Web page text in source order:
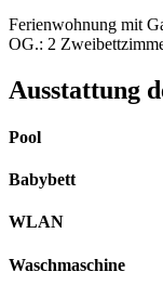
Ferienwohnung mit
OG.: 2
Ausstattung
Pool
Babybett
WLAN
Waschmaschine